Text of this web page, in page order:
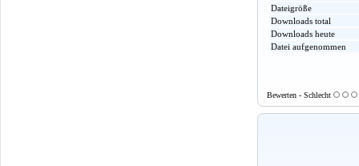
Dateigröße
Downloads total
Downloads heute
Datei aufgenommen
Bewerten - Schlecht